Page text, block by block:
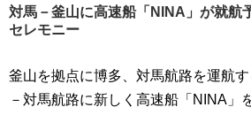
対馬－釜山に高速船「NINA」が就航
セレモニー
釜山を拠点に博多、対馬航路を運航
－対馬航路に新しく高速船「NINA」